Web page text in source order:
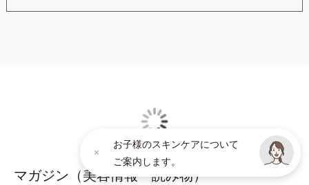
［クリアフル ウォッシュ］
●アルコールフリー ●グリチルリチン酸ジカリウム(甘草由来)＝ニ
マガジン（美容情報・読み物）
お子様のスキンケアについて
ご案内します。